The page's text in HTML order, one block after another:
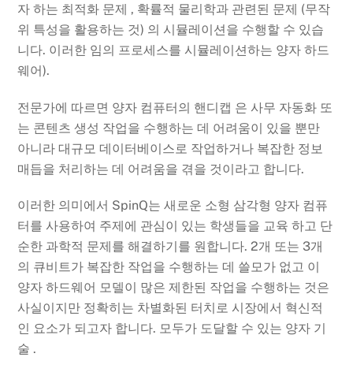
자 하는 최적화 문제 , 확률적 물리학과 관련된 문제 (무작
위 특성을 활용하는 것) 의 시뮬레이션을 수행할 수 있습
니다. 이러한 임의 프로세스를 시뮬레이션하는 양자 하드
웨어).
전문가에 따르면 양자 컴퓨터의 핸디캡 은 사무 자동화 또
는 콘텐츠 생성 작업을 수행하는 데 어려움이 있을 뿐만
아니라 대규모 데이터베이스로 작업하거나 복잡한 정보
매듭을 처리하는 데 어려움을 겪을 것이라고 합니다.
이러한 의미에서 SpinQ는 새로운 소형 삼각형 양자 컴퓨
터를 사용하여 주제에 관심이 있는 학생들을 교육 하고 단
순한 과학적 문제를 해결하기를 원합니다. 2개 또는 3개
의 큐비트가 복잡한 작업을 수행하는 데 쓸모가 없고 이
양자 하드웨어 모델이 많은 제한된 작업을 수행하는 것은
사실이지만 정확히는 차별화된 터치로 시장에서 혁신적
인 요소가 되고자 합니다. 모두가 도달할 수 있는 양자 기
술 .